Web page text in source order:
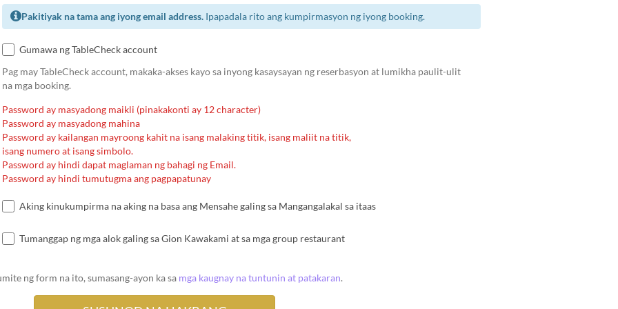
Pakitiyak na tama ang iyong email address.Ipapadala rito ang kumpirmasyon ng iyong booking.
Gumawa ng TableCheck account
Pag may TableCheck account, makaka-akses kayo sa inyong kasaysayan ng reserbasyon at lumikha paulit-ulit
na mga booking.
Password ay masyadong maikli (pinakakonti ay 12 character)
Password ay masyadong mahina
Password ay kailangan mayroong kahit na isang malaking titik, isang maliit na titik,
isang numero at isang simbolo.
Password ay hindi dapat maglaman ng bahagi ng Email.
Password ay hindi tumutugma ang pagpapatunay
Aking kinukumpirma na aking na basa ang Mensahe galing sa Mangangalakal sa itaas
Tumanggap ng mga alok galing sa Gion Kawakami at sa mga group restaurant
ng form na ito, sumasang-ayon ka sa mga kaugnay na tuntunin at patakaran.